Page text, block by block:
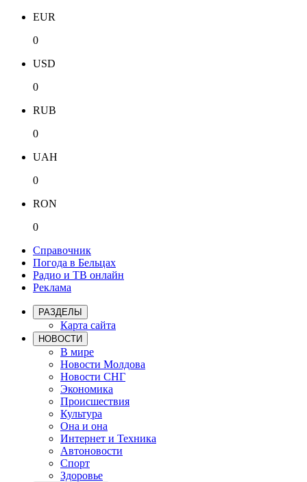
EUR
0
USD
0
RUB
0
UAH
0
RON
0
Справочник
Погода в Бельцах
Радио и ТВ онлайн
Реклама
РАЗДЕЛЫ
Карта сайта
НОВОСТИ
В мире
Новости Молдова
Новости СНГ
Экономика
Происшествия
Культура
Она и она
Интернет и Техника
Автоновости
Спорт
Здоровье